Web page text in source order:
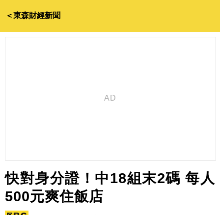
＜東森財經新聞
快對身分證！中18組末2碼 每人
500元爽住飯店